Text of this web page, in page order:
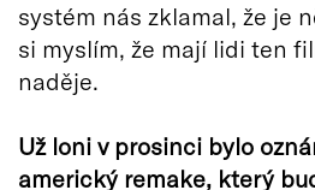
systém nás zklamal, že je
si myslím, že mají lidi ten
naděje.
Už loni v prosinci bylo
americký remake, který